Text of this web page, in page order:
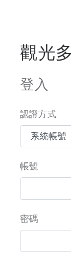
觀光
登入
認證方式
帳號
密碼